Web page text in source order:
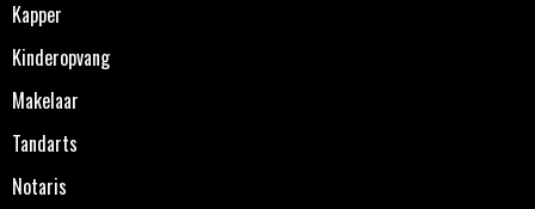
Kapper
Kinderopvang
Makelaar
Tandarts
Notaris